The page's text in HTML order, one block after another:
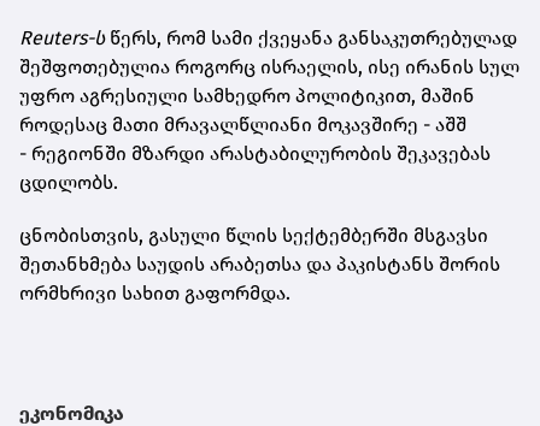
Reuters-სწერს, რომ სამი ქვეყანა განსაკუთრებულად
შეშფოთებულია როგორც ისრაელის, ისე ირანის სულ
უფრო აგრესიული სამხედრო პოლიტიკით, მაშინ
როდესაც მათი მრავალწლიანი მოკავშირე - აშშ
- რეგიონში მზარდი არასტაბილურობის შეკავებას
ცდილობს.
ცნობისთვის, გასული წლის სექტემბერში მსგავსი
შეთანხმება საუდის არაბეთსა და პაკისტანს შორის
ორმხრივი სახით გაფორმდა.
ეკონომიკა